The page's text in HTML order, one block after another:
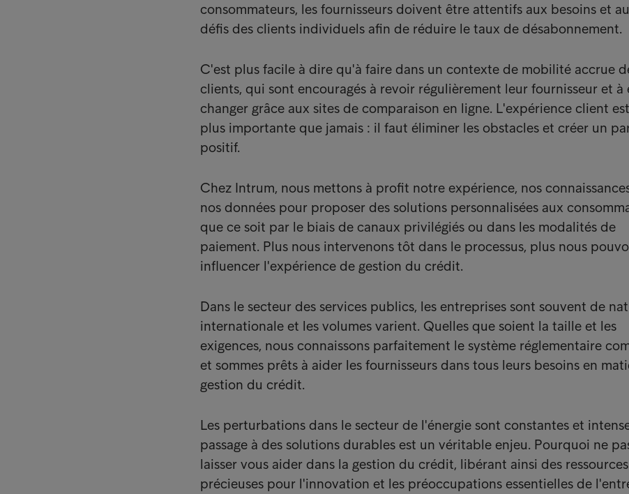
consommateurs, les fournisseurs doivent être attentifs aux besoins et
défis des clients individuels afin de réduire le taux de désabonnement.
C'est plus facile à dire qu'à faire dans un contexte de mobilité accrue
clients, qui sont encouragés à revoir régulièrement leur fournisseur et à
changer grâce aux sites de comparaison en ligne. L'expérience client
plus importante que jamais : il faut éliminer les obstacles et créer un
positif.
Chez Intrum, nous mettons à profit notre expérience, nos
nos données pour proposer des solutions personnalisées aux
que ce soit par le biais de canaux privilégiés ou dans les modalités de
paiement. Plus nous intervenons tôt dans le processus, plus nous
influencer l'expérience de gestion du crédit.
Dans le secteur des services publics, les entreprises sont souvent de
internationale et les volumes varient. Quelles que soient la taille et les
exigences, nous connaissons parfaitement le système réglementaire
et sommes prêts à aider les fournisseurs dans tous leurs besoins en
gestion du crédit.
Les perturbations dans le secteur de l'énergie sont constantes et
passage à des solutions durables est un véritable enjeu. Pourquoi ne
laisser vous aider dans la gestion du crédit, libérant ainsi des ressources
précieuses pour l'innovation et les préoccupations essentielles de